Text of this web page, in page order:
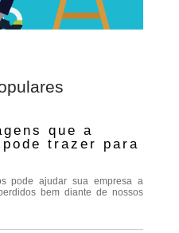
que a
trazer para
pode ajudar sua empresa a
bem diante de nossos